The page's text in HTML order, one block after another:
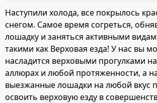
Наступили холода, все покрылось
снегом. Самое время согреться,
лошадку и заняться активными
такими как Верховая езда! У нас вы
насладится верховыми прогулками
аллюрах и любой протяженности, а
выезжанные лошадки на любой вкус
освоить верховую езду в